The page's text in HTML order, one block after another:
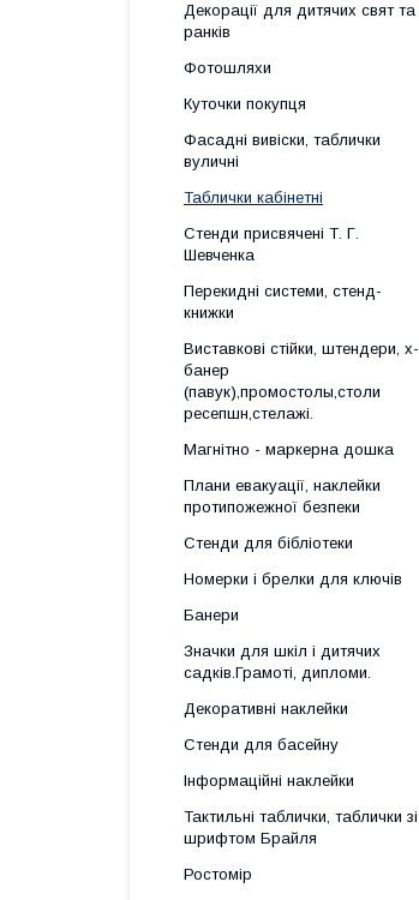
Декорації для дитячих свят та
ранків
Фотошляхи
Куточки покупця
Фасадні вивіски, таблички
вуличні
Таблички кабінетні
Стенди присвячені Т. Г.
Шевченка
Перекидні системи, стенд-
книжки
Виставкові стійки, штендери, х-
банер
(павук),промостолы,столи
ресепшн,стелажі.
Магнітно - маркерна дошка
Плани евакуації, наклейки
протипожежної безпеки
Стенди для бібліотеки
Номерки і брелки для ключів
Банери
Значки для шкіл і дитячих
садків.Грамоті, дипломи.
Декоративні наклейки
Стенди для басейну
Інформаційні наклейки
Тактильні таблички, таблички зі
шрифтом Брайля
Ростомір